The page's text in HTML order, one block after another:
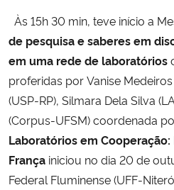
Às 15h 30 min, teve início a
de pesquisa e saberes em
em uma rede de laboratórios
proferidas porVanise
(USP-RP), Silmara Dela Silva
(Corpus-UFSM) coordenada
Laboratórios em
França iniciou no dia 20 de
Federal Fluminense (UFF-